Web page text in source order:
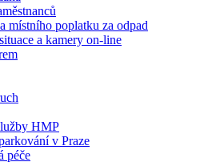
místního poplatku za odpad
a kamery on-line
HMP
v Praze
péče